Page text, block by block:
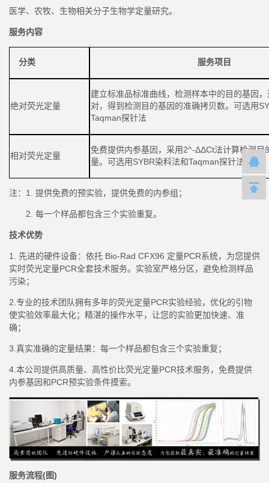
医学、农牧、生物相关分子生物学定量研究。
服务内容
分类 服务项目
绝对荧光定量
建立标准品标准曲线，检测样本中的目的基因
对，得到检测目的基因的准确拷贝数。可选用
Taqman探针法
相对荧光定量
免费提供内参基因，采用2^-ΔΔCt法计算检测目
量。可选用SYBR染料法和Taqman探针法
注： 1. 提供免费的预实验，提供免费的内参组；
2. 每一个样品都包含三个实验重复。
技术优势
1. 先进的硬件设备：依托 Bio-Rad CFX96 定量PCR系统，为您提供
实时荧光定量PCR全套技术服务。实验室严格分区，避免检测样品
污染；
2.专业的技术团队拥有多年的荧光定量PCR实验经验，优化的引物
使实验效率最大化；精湛的操作水平，让您的实验更加快速、准
确；
3.真实准确的定量结果：每一个样品都包含三个实验重复；
4. 本公司提供高质量、高性价比荧光定量PCR技术服务，免费提供
内参基因和PCR预实验条件摸索。
服务流程(图)